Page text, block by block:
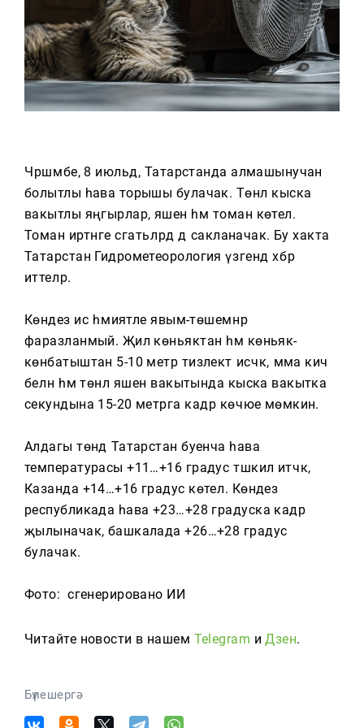
Чәршәмбе, 8 июльдә, Татарстанда алмашынучан
болытлы һава торышы булачак. Төнлә кыска
вакытлы яңгырлар, яшен һәм томан көтелә.
Томан иртәнге сәгатьләрдә дә сакланачак. Бу хакта
Татарстан Гидрометеорология үзәгендә хәбәр
иттеләр.
Көндез исә әһәмиятле явым-төшемнәр
фаразланмый. Җил көньяктан һәм көньяк-
көнбатыштан 5-10 метр тизлектә исәчәк, әмма кич
белән һәм төнлә яшен вакытында кыска вакытка
секундына 15-20 метрга кадәр көчәюе мөмкин.
Алдагы төндә Татарстан буенча һава
температурасы +11…+16 градус тәшкил итәчәк,
Казанда +14…+16 градус көтелә. Көндез
республикада һава +23…+28 градуска кадәр
җылыначак, башкалада +26…+28 градус
булачак.
Фото: сгенерировано ИИ
Читайте новости в нашем Telegram иДзен.
Бүлешергә